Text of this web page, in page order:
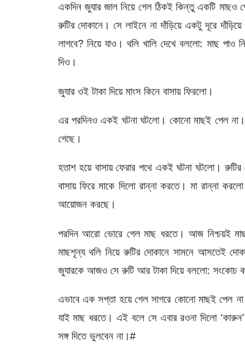
একদিন জুযার জাল নিয়ে গেল ঠিকই কিন্তু একটি মাছও
রুটির দোকানে। সে লাইনে না দাঁড়িয়ে একটু দূরে
লাগবে? নিয়ে যাও। থলি খালি দেখে বললো: মাছ
দিও।
জুযার ওই টাকা দিয়ে মাংস কিনে বাসায় ফিরলো।
এর পরদিনও একই ঘটনা ঘটলো। কোনো মাছই পেল না।
গেছে।
হতাশ হয়ে বাসায় ফেরার পথে একই ঘটনা ঘটলো। রুটির
বাসায় ফিরে মাকে দিলো রান্না করতে। মা রান্না
আয়োজন করছে।
পরদিন আরো ভোরে গেল মাছ ধরতে। আজ নিশ্চয়ই
মাছশূন্য থলি নিয়ে রুটির দোকানে সামনে আসতেই
জুযারকে আজও সে রুটি আর টাকা দিয়ে বললো: সংকোচ
এভাবে এক সপ্তা হয়ে গেল সাগরে কোনো মাছই পেল
যাই মাছ ধরতে। এই বলে সে এবার রওনা দিলো
সঙ্গ দিতে ভুলবেন না।#